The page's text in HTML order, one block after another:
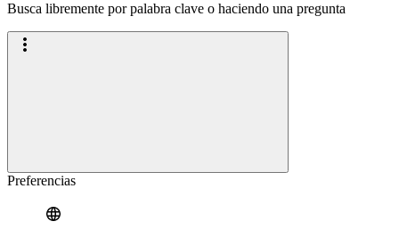
Busca libremente por palabra clave o haciendo una pregunta
Preferencias